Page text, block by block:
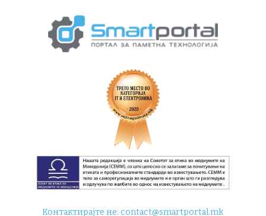
Контактирајте не:contact@smartportal.mk